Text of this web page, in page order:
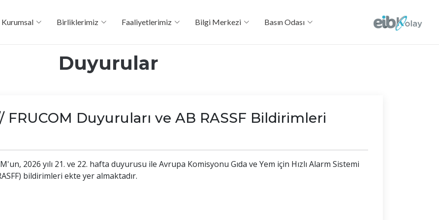
Kurumsal Birliklerimiz Faaliyetlerimiz Bilgi Merkezi Basın Odası
Duyurular
FRUCOM Duyuruları ve AB RASSF Bildirimleri
2026 yılı 21. ve 22. hafta duyurusu ile Avrupa Komisyonu Gıda ve Yem için Hızlı Alarm Sistemi
bildirimleri ekte yer almaktadır.